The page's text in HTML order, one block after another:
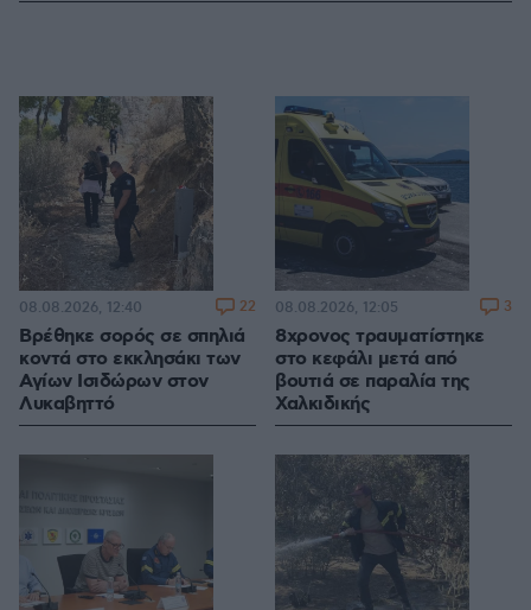
Βρέθηκε σορός σε σπηλιά
κοντά στο εκκλησάκι των
Αγίων Ισιδώρων στον
Λυκαβηττό
08.08.2026, 12:40 22
8χρονος τραυματίστηκε
στο κεφάλι μετά από
βουτιά σε παραλία της
Χαλκιδικής
08.08.2026, 12:05 3